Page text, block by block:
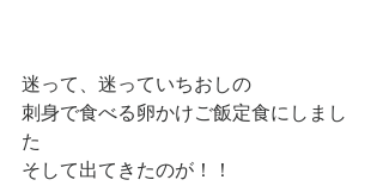
迷って、迷っていちおしの
刺身で食べる卵かけご飯定食にしまし
た
そして出てきたのが！！